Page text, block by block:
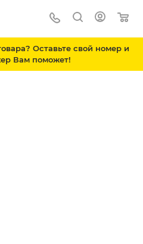
Оставьте свой номер и
Вам поможет!